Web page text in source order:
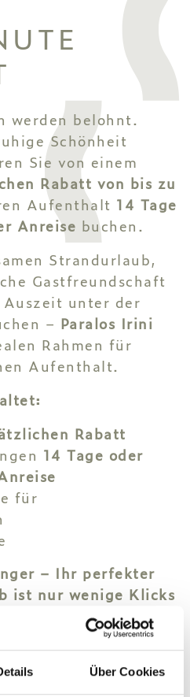
Über Cookies
werden belohnt.
Schönheit
Sie von einem
Rabatt von bis zu
Aufenthalt 14 Tage
Anreise buchen.
Strandurlaub,
Gastfreundschaft
unter der
– Paralos Irini
Rahmen für
Aufenthalt.
Rabatt
14 Tage oder
für
– Ihr perfekter
ist nur wenige Klicks